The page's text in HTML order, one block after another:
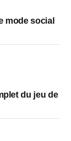
mode social
du jeu de